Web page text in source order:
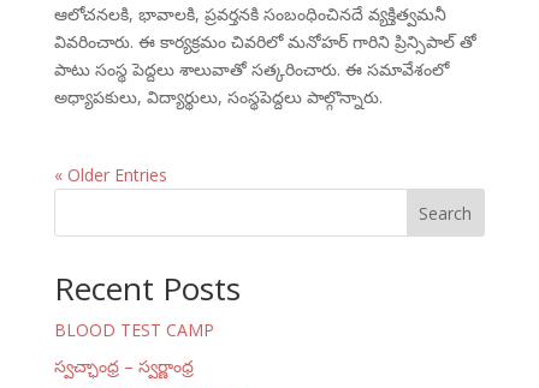
ఆలోచనలకి, భావాలకి, ప్రవర్తనకి సంబంధించినదే వ్యక్తిత్వమనీ
వివరించారు. ఈ కార్యక్రమం చివరిలో మనోహర్ గారిని ప్రిన్సిపాల్ తో
పాటు సంస్థ పెద్దలు శాలువాతో సత్కరించారు. ఈ సమావేశంలో
అధ్యాపకులు, విద్యార్థులు, సంస్థపెద్దలు పాల్గొన్నారు.
« Older Entries
Search
Recent Posts
BLOOD TEST CAMP
స్వచ్ఛాంధ్ర – స్వర్ణాంధ్ర